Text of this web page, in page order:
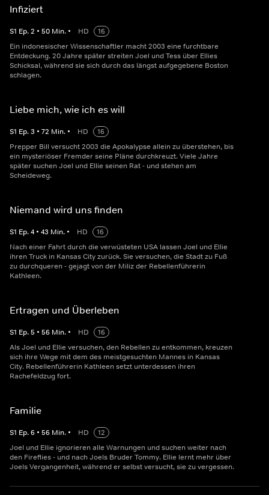
Infiziert
S1 Ep.2 • 50 Min. • HD
16
Ein indonesischer Wissenschaftler macht 2003 eine furchtbare
Entdeckung. 20 Jahre später streiten Joel und Tess über Ellies
Schicksal, während sie sich durch das längst aufgegebene Boston
schlagen.
Liebe mich, wie ich es will
S1 Ep.3 • 72 Min. • HD
16
Prepper Bill versucht 2003 die Apokalypse allein zu überstehen, bis
ein mysteriöser Fremder seine Pläne durchkreuzt. Viele Jahre
später suchen Joel und Ellie seinen Rat - und stehen am
Scheideweg.
Niemand wird uns finden
S1 Ep.4 • 43 Min. • HD
16
Nach einer Fahrt durch die verwüsteten USA lassen Joel und Ellie
ihren Truck in Kansas City zurück. Sie versuchen, die Stadt zu Fuß
zu durchqueren - gejagt von der Miliz der Rebellenführerin
Kathleen.
Ertragen und Überleben
S1 Ep.5 • 56 Min. • HD
16
Als Joel und Ellie versuchen, den Rebellen zu entkommen, kreuzen
sich ihre Wege mit dem des meistgesuchten Mannes in Kansas
City. Rebellenführerin Kathleen setzt unterdessen ihren
Rachefeldzug fort.
Familie
S1 Ep.6 • 56 Min. • HD
12
Joel und Ellie ignorieren alle Warnungen und suchen weiter nach
den Fireflies - und nach Joels Bruder Tommy. Ellie lernt mehr über
Joels Vergangenheit, während er selbst versucht, sie zu vergessen.